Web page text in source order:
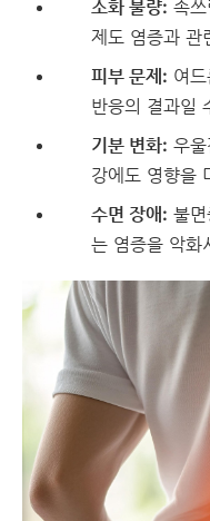
소화 불량: 속
제도 염증과 관
피부 문제: 여
반응의 결과일
기분 변화: 우
강에도 영향을
수면 장애: 불
는 염증을 악화